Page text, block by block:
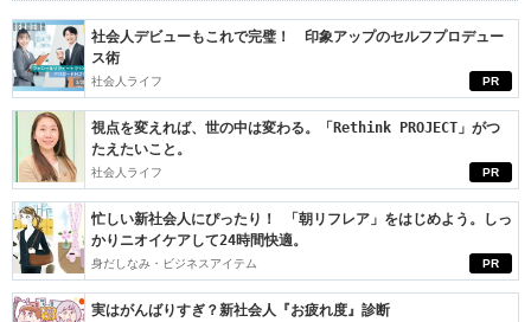
PR
社会人デビューもこれで完璧！ 印象アップのセルフプロデュー
ス術
社会人ライフ
PR
視点を変えれば、世の中は変わる。「Rethink PROJECT」がつ
たえたいこと。
社会人ライフ
PR
忙しい新社会人にぴったり！ 「朝リフレア」をはじめよう。しっ
かりニオイケアして24時間快適。
身だしなみ・ビジネスアイテム
実はがんばりすぎ？新社会人『お疲れ度』診断